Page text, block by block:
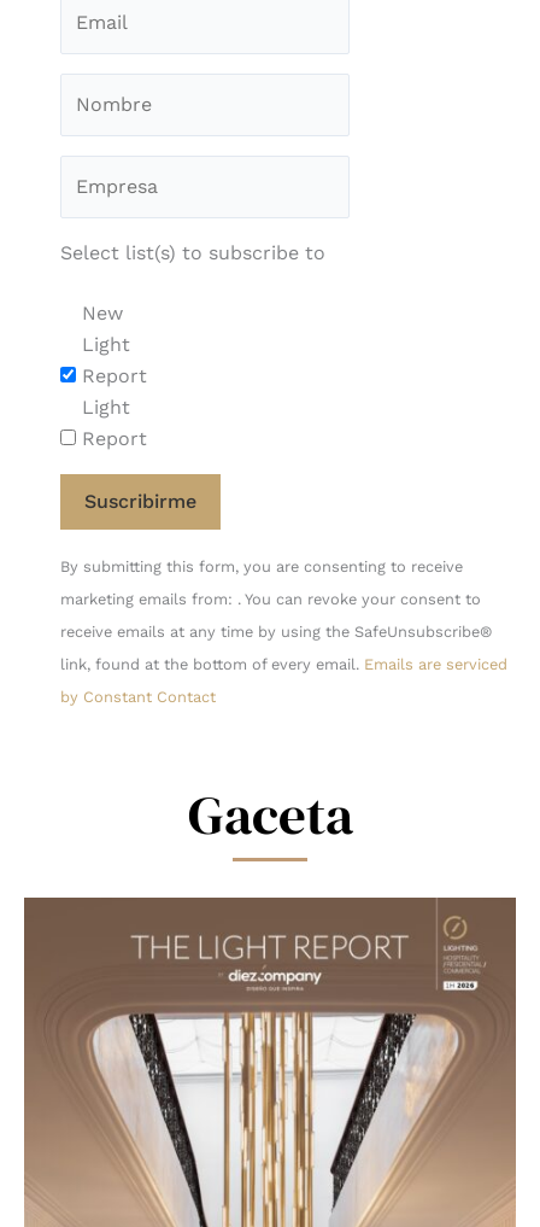
Select list(s) to subscribe to
New
Light
Report
Light
Report
Constant
Contact
Use.
Please
leave
By submitting this form, you are consenting to receive
marketing emails from: . You can revoke your consent to
receive emails at any time by using the SafeUnsubscribe®
link, found at the bottom of every email. Emails are serviced
by Constant Contact
Gaceta